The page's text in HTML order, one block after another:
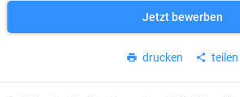
Jetzt bewerben
drucken teilen